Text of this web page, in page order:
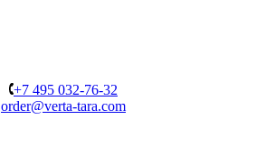
+7 495 032-76-32
order@verta-tara.com